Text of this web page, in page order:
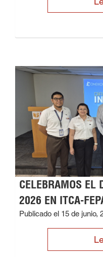
CELEBRAMOS EL
2026 EN ITCA-
Publicado el 15 de junio,